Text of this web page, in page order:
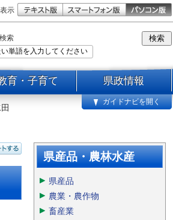
表示
索
育・子育て 県政情報
ガイドナビを開く
県産品・農林水産
県産品
農業・農作物
畜産業